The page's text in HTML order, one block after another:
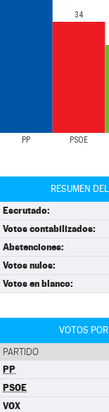
PP PSOE
34
RESUMEN
Escrutado:
Votos contabilizados:
Abstenciones:
Votos nulos:
Votos en blanco:
VOTOS
PARTIDO
PP
PSOE
VOX